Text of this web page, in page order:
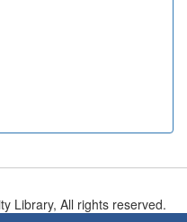
Library, All rights reserved.